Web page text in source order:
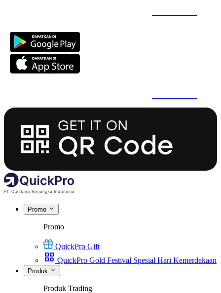
Promo
Promo
QuickPro Gift
QuickPro Gold Festival Spesial Hari Kemerdekaan
Produk
Produk Trading